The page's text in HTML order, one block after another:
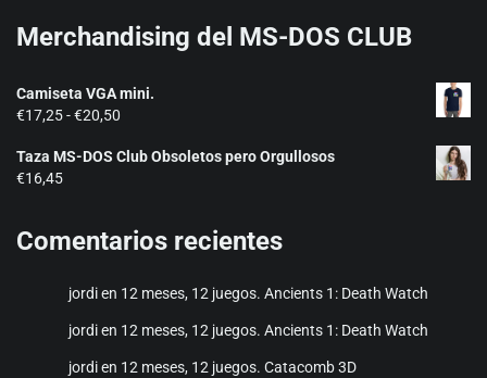
Merchandising del MS-DOS CLUB
Camiseta VGA mini.
€17,25-€20,50
precios:
€20,50
Taza MS-DOS Club Obsoletos pero Orgullosos
€16,45
Comentarios recientes
jordien 12 meses, 12 juegos. Ancients 1: Death Watch
jordien 12 meses, 12 juegos. Ancients 1: Death Watch
jordien 12 meses, 12 juegos. Catacomb 3D